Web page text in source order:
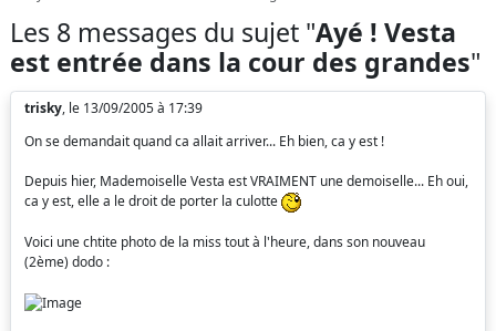
Les 8 messages du sujet "Ayé ! Vesta
est entrée dans la cour des grandes"
trisky, le 13/09/2005 à 17:39
On se demandait quand ca allait arriver... Eh bien, ca y est !
Depuis hier, Mademoiselle Vesta est VRAIMENT une demoiselle... Eh oui,
ca y est, elle a le droit de porter la culotte
Voici une chtite photo de la miss tout à l'heure, dans son nouveau
(2ème) dodo :